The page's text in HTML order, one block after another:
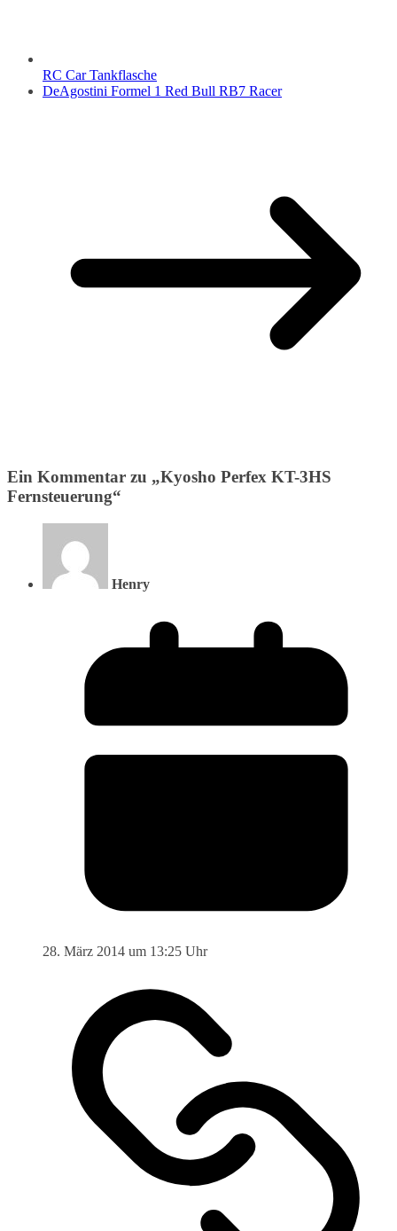
RC Car Tankflasche
DeAgostini Formel 1 Red Bull RB7 Racer
Ein Kommentar zu „Kyosho Perfex KT-3HS
Fernsteuerung“
Henry
28. März 2014 um 13:25 Uhr